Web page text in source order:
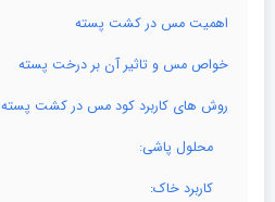
اهمیت مس در کشت پسته
خواص مس و تاثیر آن بر درخت پسته
روش های کاربرد کود مس در کشت پسته
محلول پاشی:
کاربرد خاک: